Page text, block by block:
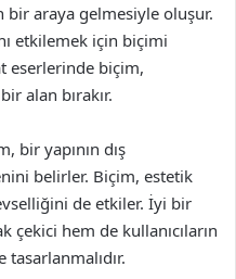
araya gelmesiyle oluşur.
etkilemek için biçimi
eserlerinde biçim,
alan bırakır.
bir yapının dış
belirler. Biçim, estetik
de etkiler. İyi bir
hem de kullanıcıların
tasarlanmalıdır.